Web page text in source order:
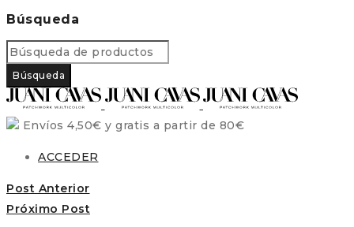
Búsqueda
Envíos 4,50€ y gratis a partir de 80€
ACCEDER
Post Anterior
Próximo Post